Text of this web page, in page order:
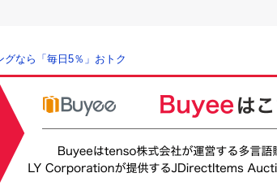
グなら「毎日5％」おトク